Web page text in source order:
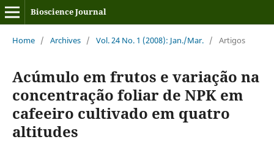
Bioscience Journal
Home / Archives / Vol. 24 No. 1 (2008): Jan./Mar. / Artigos
Acúmulo em frutos e variação na
concentração foliar de NPK em
cafeeiro cultivado em quatro
altitudes